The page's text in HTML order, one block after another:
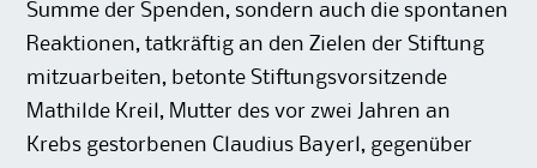
Summe der Spenden, sondern auch die spontanen
Reaktionen, tatkräftig an den Zielen der Stiftung
mitzuarbeiten, betonte Stiftungsvorsitzende
Mathilde Kreil, Mutter des vor zwei Jahren an
Krebs gestorbenen Claudius Bayerl, gegenüber